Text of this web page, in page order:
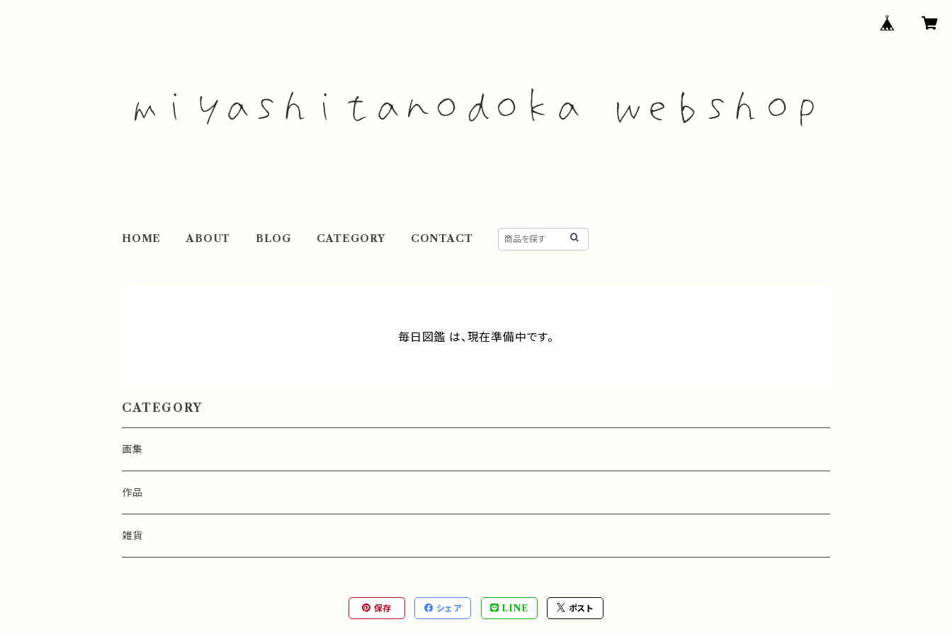
HOME ABOUT BLOG CATEGORY CONTACT
毎日図鑑 は、現在準備中です。
CATEGORY
画集
作品
雑貨
保存 シェア LINE ポスト